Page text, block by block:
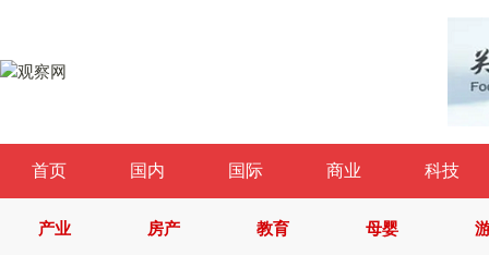
首页 国内 国际 商业 科技
产业 房产 教育 母婴